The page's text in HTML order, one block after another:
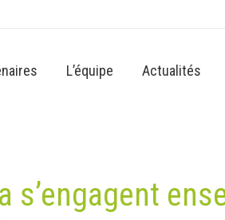
L’équipe Actualités
s’engagent